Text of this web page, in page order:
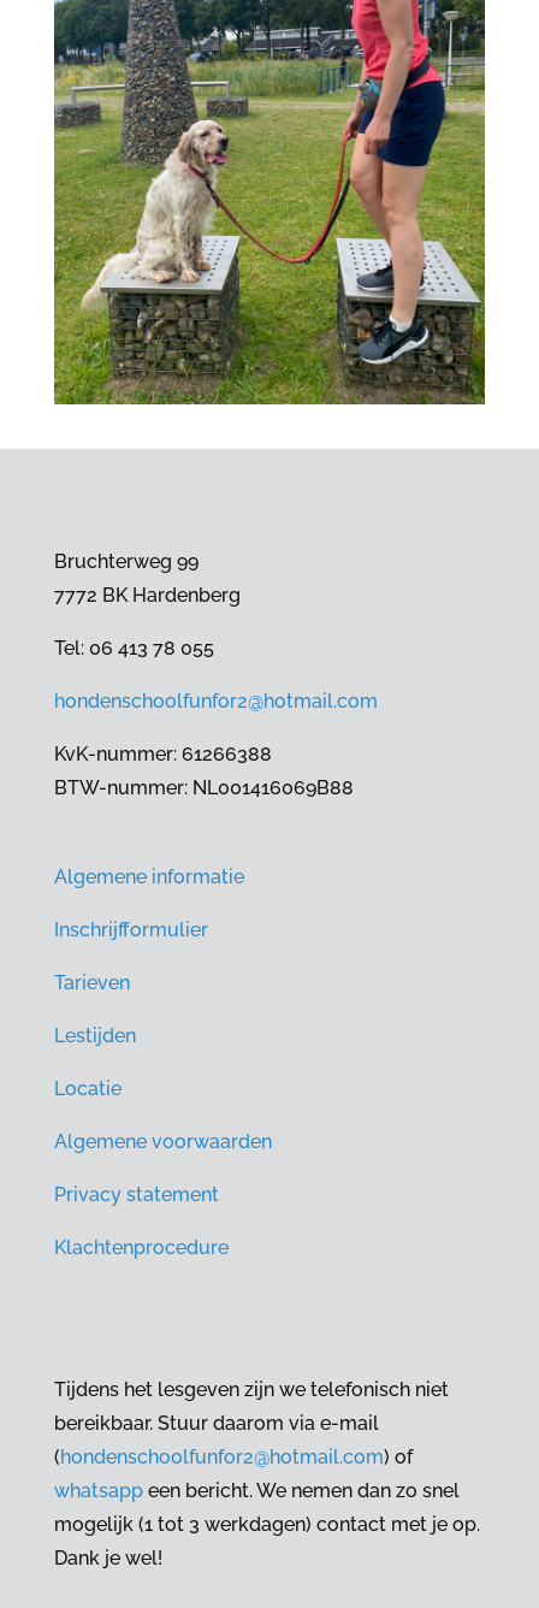
Bruchterweg 99
7772 BK Hardenberg
Tel: 06 413 78 055
hondenschoolfunfor2@hotmail.com
KvK-nummer: 61266388
BTW-nummer: NL001416069B88
Algemene informatie
Inschrijfformulier
Tarieven
Lestijden
Locatie
Algemene voorwaarden
Privacy statement
Klachtenprocedure
Tijdens het lesgeven zijn we telefonisch niet
bereikbaar. Stuur daarom via e-mail
(hondenschoolfunfor2@hotmail.com) of
whatsappeen bericht. We nemen dan zo snel
mogelijk (1 tot 3 werkdagen) contact met je op.
Dank je wel!